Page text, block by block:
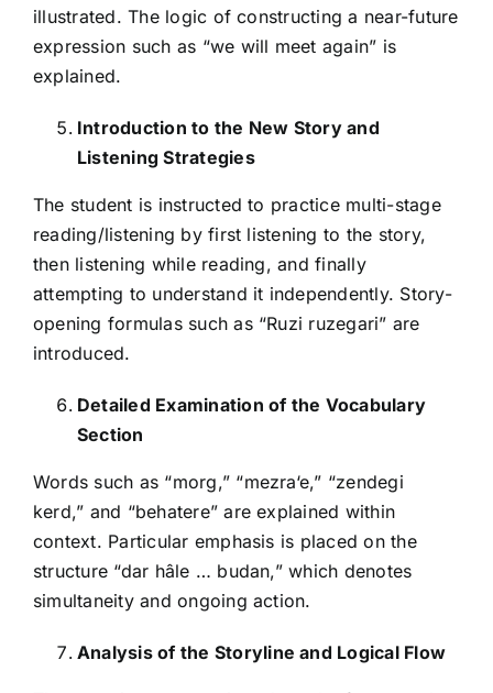
illustrated. The logic of constructing a near-future
expression such as “we will meet again” is
explained.
Introduction to the New Story and
Listening Strategies
The student is instructed to practice multi-stage
reading/listening by first listening to the story,
then listening while reading, and finally
attempting to understand it independently. Story-
opening formulas such as “Ruzi ruzegari” are
introduced.
Detailed Examination of the Vocabulary
Section
Words such as “morg,” “mezra‘e,” “zendegi
kerd,” and “behatere” are explained within
context. Particular emphasis is placed on the
structure “dar hâle … budan,” which denotes
simultaneity and ongoing action.
Analysis of the Storyline and Logical Flow